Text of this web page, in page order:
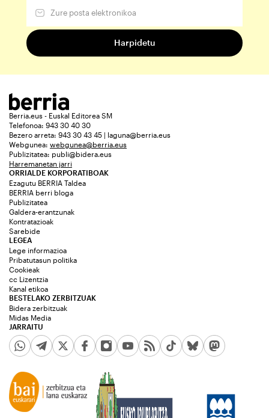
Berria.eus - Euskal Editorea SM
Telefonoa: 943 30 40 30
Bezero arreta: 943 30 43 45 | laguna@berria.eus
Webgunea: webgunea@berria.eus
Publizitatea: publi@bidera.eus
Harremanetan jarri
ORRIALDE KORPORATIBOAK
Ezagutu BERRIA Taldea
BERRIA berri bloga
Publizitatea
Galdera-erantzunak
Kontratazioak
Sarebide
JARRAITU
LEGEA
Lege informazioa
Pribatutasun politika
Cookieak
cc Lizentzia
Kanal etikoa
BESTELAKO ZERBITZUAK
Bidera zerbitzuak
Midas Media